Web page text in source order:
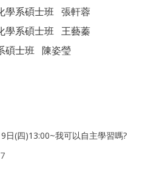
學系碩士班 張軒蓉
學系碩士班 王藝蓁
碩士班 陳姿瑩
日(四)13:00~我可以自主學習嗎?